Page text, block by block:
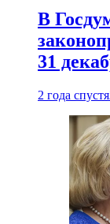
В
31
2 года спустя